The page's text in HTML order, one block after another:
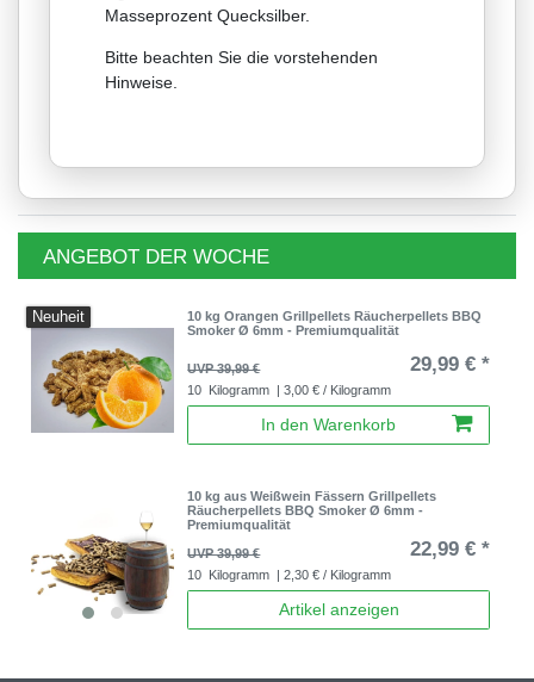
Masseprozent Quecksilber.
Bitte beachten Sie die vorstehenden
Hinweise.
ANGEBOT DER WOCHE
Neuheit
10 kg Orangen Grillpellets Räucherpellets BBQ
Smoker Ø 6mm - Premiumqualität
UVP 39,99 € 29,99 € *
10 Kilogramm | 3,00 € / Kilogramm
In den Warenkorb
10 kg aus Weißwein Fässern Grillpellets
Räucherpellets BBQ Smoker Ø 6mm -
Premiumqualität
UVP 39,99 €
22,99 € *
10 Kilogramm | 2,30 € / Kilogramm
Artikel anzeigen